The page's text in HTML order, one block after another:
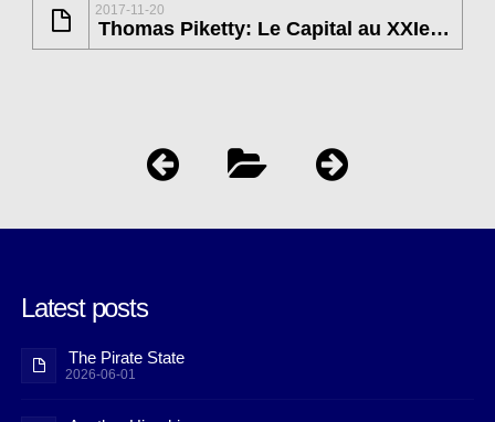
2017-11-20
Thomas Piketty: Le Capital au XXIe siècle
Latest posts
The Pirate State
2026-06-01